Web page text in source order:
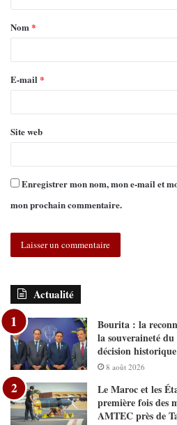
Nom *
E-mail *
Site web
Enregistrer mon nom, mon e-mail et
mon prochain commentaire.
Actualité
Bourita : la
la souveraineté
décision
8 août 2026
Le Maroc et les
première fois des
AMTEC près de